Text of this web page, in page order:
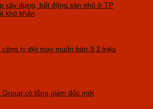
xây dựng, bất động sản nhỏ ở TP
khó khăn
công ty dệt may muốn bán 3,3 triệu
Group có tổng giám đốc mới